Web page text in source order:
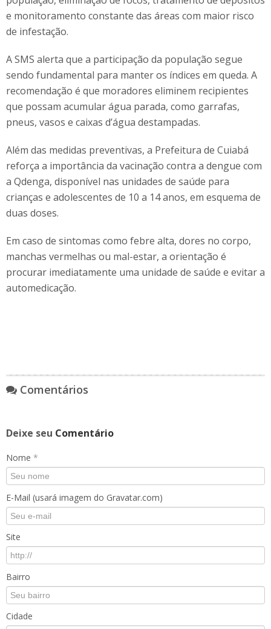
e monitoramento constante das áreas com maior risco
de infestação.
A SMS alerta que a participação da população segue
sendo fundamental para manter os índices em queda. A
recomendação é que moradores eliminem recipientes
que possam acumular água parada, como garrafas,
pneus, vasos e caixas d’água destampadas.
Além das medidas preventivas, a Prefeitura de Cuiabá
reforça a importância da vacinação contra a dengue com
a Qdenga, disponível nas unidades de saúde para
crianças e adolescentes de 10 a 14 anos, em esquema de
duas doses.
Em caso de sintomas como febre alta, dores no corpo,
manchas vermelhas ou mal-estar, a orientação é
procurar imediatamente uma unidade de saúde e evitar a
automedicação.
Comentários
Deixe seu Comentário
Nome *
E-Mail (usará imagem do Gravatar.com)
Site
Bairro
Cidade